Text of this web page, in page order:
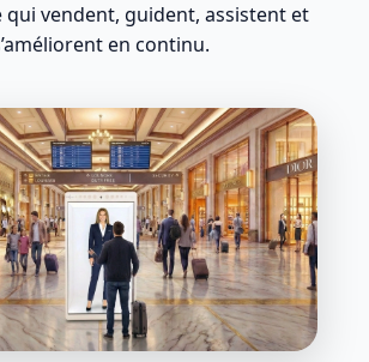
vendent, guident, assistent et
en continu.